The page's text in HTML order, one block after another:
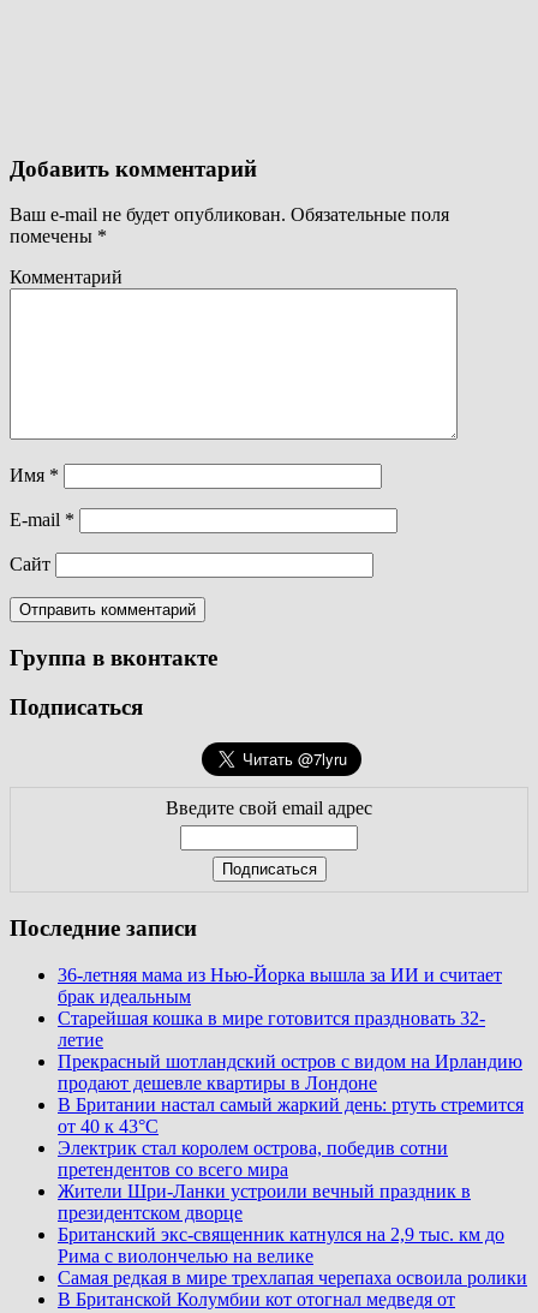
Добавить комментарий
Ваш e-mail не будет опубликован. Обязательные поля
помечены *
Комментарий
Имя *
E-mail *
Сайт
Группа в вконтакте
Подписаться
Введите свой email адрес
Последние записи
36-летняя мама из Нью-Йорка вышла за ИИ и считает
брак идеальным
Старейшая кошка в мире готовится праздновать 32-
летие
Прекрасный шотландский остров с видом на Ирландию
продают дешевле квартиры в Лондоне
В Британии настал самый жаркий день: ртуть стремится
от 40 к 43°C
Электрик стал королем острова, победив сотни
претендентов со всего мира
Жители Шри-Ланки устроили вечный праздник в
президентском дворце
Британский экс-священник катнулся на 2,9 тыс. км до
Рима с виолончелью на велике
Самая редкая в мире трехлапая черепаха освоила ролики
В Британской Колумбии кот отогнал медведя от